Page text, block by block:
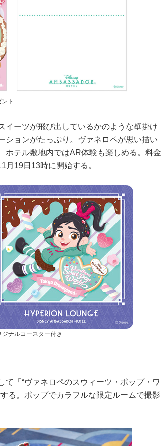
ト
ーツが飛び出しているかのような壁掛け
ションがたっぷり。ヴァネロペが思い描い
ホテル敷地内ではAR体験も楽しめる。料金
月19日13時に開始する。
ジナルコースター付き
「“ヴァネロペのスウィーツ・ポップ・ワ
る。ポップでカラフルな限定ルームで撮影